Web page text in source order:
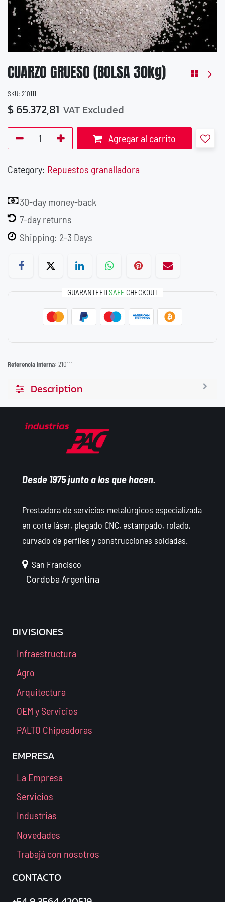
CUARZO GRUESO (BOLSA 30kg)
SKU: 210111
$65.372,81 VAT Excluded
Agregar al carrito
Category: Repuestos granalladora
30-day money-back
7-day returns
Shipping: 2-3 Days
GUARANTEEDSAFE CHECKOUT
Referencia interna: 210111
Description
Desde 1975 junto a los que hacen.
Prestadora de servicios metalúrgicos especializada
en corte láser, plegado CNC, estampado, rolado,
curvado de perfiles y construcciones soldadas.
San Francisco
Cordoba Argentina
DIVISIONES
Infraestructura
Agro
Arquitectura
OEM y Servicios
PALTO Chipeadoras
EMPRESA
La Empresa
Servicios
Industrias
Novedades
Trabajá con nosotros
CONTACTO